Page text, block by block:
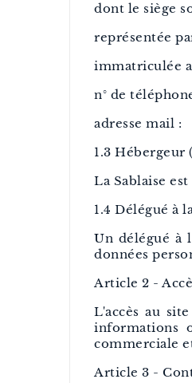
dont le siège
représentée
immatriculée
n° de
adresse mail :
1.3 Hébergeur
La Sablaise
1.4 Délégué à
Un délégué à
données
Article 2 -
L'accès au
informations
commerciale
Article 3 -